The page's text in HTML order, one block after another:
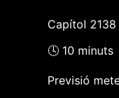
Capítol 2138
🕓 10 minuts
Previsió